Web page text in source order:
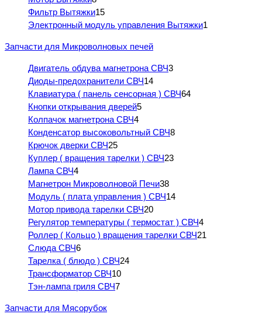
Фильтр Вытяжки15
Электронный модуль управления Вытяжки1
Запчасти для Микроволновых печей
Двигатель обдува магнетрона СВЧ3
Диоды-предохранители СВЧ14
Клавиатура ( панель сенсорная ) СВЧ64
Кнопки открывания дверей5
Колпачок магнетрона СВЧ4
Конденсатор высоковольтный СВЧ8
Крючок дверки СВЧ25
Куплер ( вращения тарелки ) СВЧ23
Лампа СВЧ4
Магнетрон Микроволновой Печи38
Модуль ( плата управления ) СВЧ14
Мотор привода тарелки СВЧ20
Регулятор температуры ( термостат ) СВЧ4
Роллер ( Кольцо ) вращения тарелки СВЧ21
Слюда СВЧ6
Тарелка ( блюдо ) СВЧ24
Трансформатор СВЧ10
Тэн-лампа гриля СВЧ7
Запчасти для Мясорубок